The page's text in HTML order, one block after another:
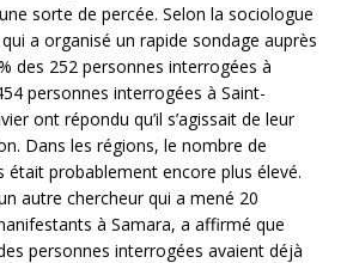
sorte de percée. Selon la sociologue
a organisé un rapide sondage auprès
des 252 personnes interrogées à
personnes interrogées à Saint-
ont répondu qu’il s’agissait de leur
Dans les régions, le nombre de
était probablement encore plus élevé.
autre chercheur qui a mené 20
à Samara, a affirmé que
personnes interrogées avaient déjà